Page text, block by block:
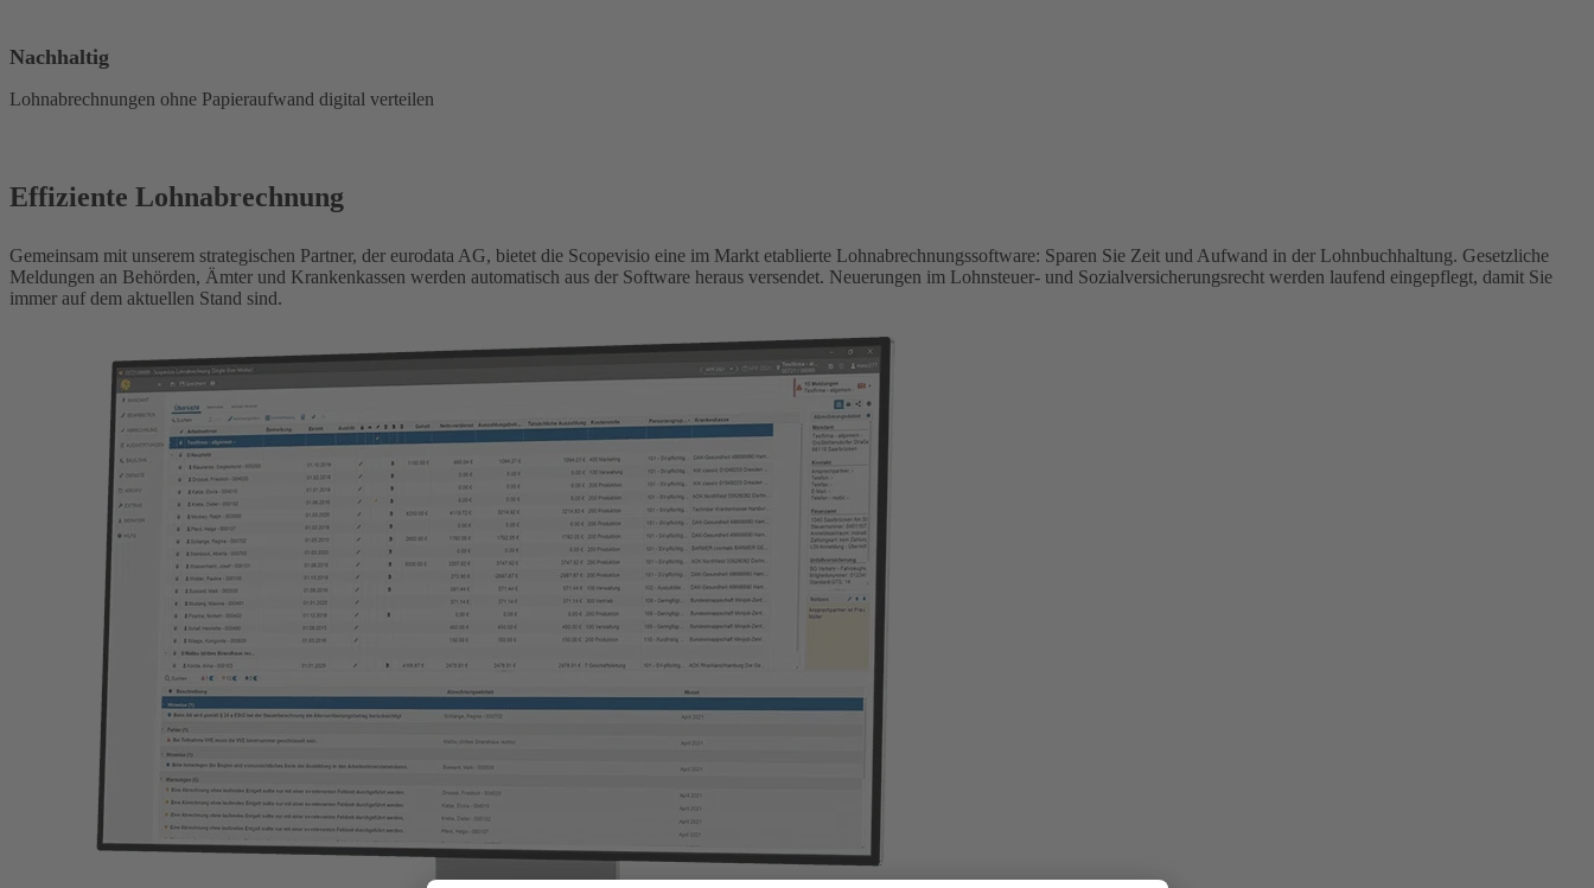
Nachhaltig
Lohnabrechnungen ohne Papieraufwand digital verteilen
Effiziente Lohnabrechnung
Gemeinsam mit unserem strategischen Partner, der eurodata AG, bietet die Scopevisio eine im Markt etablierte Lohnabrechnungssoftware: Sparen Sie Zeit und Aufwand in der Lohnbuchhaltung. Gesetzliche
Meldungen an Behörden, Ämter und Krankenkassen werden automatisch aus der Software heraus versendet. Neuerungen im Lohnsteuer- und Sozialversicherungsrecht werden laufend eingepflegt, damit Sie
immer auf dem aktuellen Stand sind.